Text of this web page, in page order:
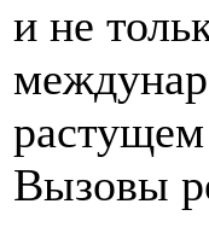
и не
Вызовы